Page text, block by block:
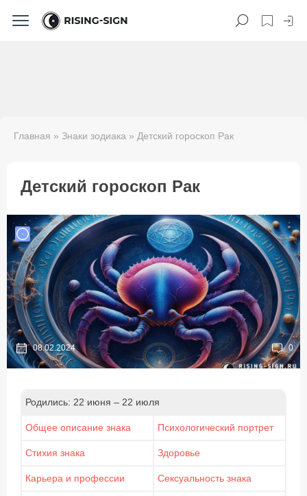
Главная » Знаки зодиака » Детский гороскоп Рак
Детский гороскоп Рак
08.02.2024 0
Родились: 22 июня – 22 июля
Общее описание знака Психологический портрет
Стихия знака Здоровье
Карьера и профессии Сексуальность знака